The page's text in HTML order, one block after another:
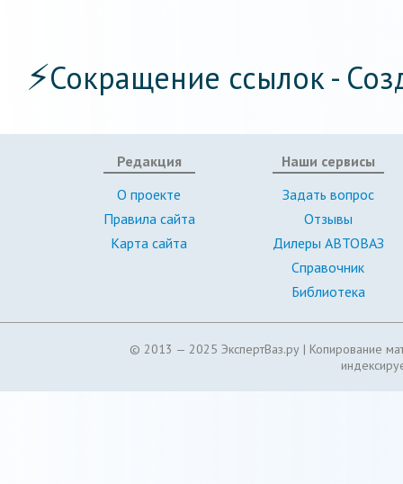
⚡Сокращение ссылок -
Редакция
О проекте
Правила сайта
Карта сайта
Наши сервисы
Задать вопрос
Отзывы
Дилеры АВТОВАЗ
Справочник
Библиотека
© 2013 — 2025 ЭкспертВаз.ру | Копирование